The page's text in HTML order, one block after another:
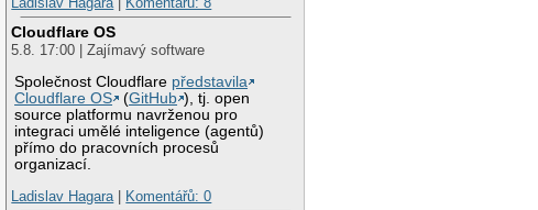
Cloudflare OS
5.8. 17:00 | Zajímavý software
Společnost Cloudflare představila
Cloudflare OS
(GitHub ), tj. open
source platformu navrženou pro
integraci umělé inteligence (agentů)
přímo do pracovních procesů
organizací.
Ladislav Hagara| Komentářů: 0